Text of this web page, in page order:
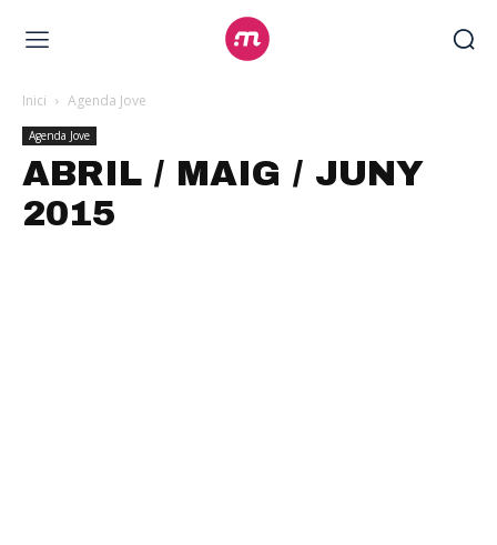
Inici Agenda Jove
Agenda Jove
ABRIL / MAIG / JUNY
2015